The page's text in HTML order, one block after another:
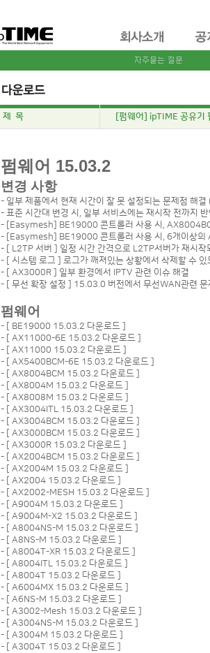
제 목 [펌웨어] ipTIME 공유
펌웨어 15.03.2
변경 사항
- 일부 제품에서 현재 시간이 잘 못 설정되는 문제점 해
- 표준 시간대 변경 시, 일부 서비스에는 재시작 전까지
- [Easymesh] BE19000 콘트롤러 사용 시,
- [Easymesh] BE19000 콘트롤러 사용 시, 6개이상의
- [ L2TP 서버 ] 일정 시간 간격으로 L2TP서버가 재시작
- [ 시스템 로그 ] 로그가 깨져있는 상황에서 삭제할 수 있
- [ AX3000R ] 일부 환경에서 IPTV 관련 이슈 해결
- [ 무선 확장 설정 ] 15.03.0 버전에서 무선WAN관련 문
펌웨어
- [ BE19000 15.03.2 다운로드]
- [ AX11000-6E 15.03.2 다운로드]
- [ AX11000 15.03.2 다운로드]
- [ AX5400BCM-6E 15.03.2 다운로드]
- [ AX8004BCM 15.03.2 다운로드]
- [ AX8004M 15.03.2 다운로드]
- [ AX8008M 15.03.2 다운로드]
- [ AX3004ITL 15.03.2 다운로드]
- [ AX3004BCM 15.03.2 다운로드]
- [ AX3000BCM 15.03.2 다운로드]
- [ AX3000R 15.03.2 다운로드]
- [ AX2004BCM 15.03.2 다운로드]
- [ AX2004M 15.03.2 다운로드]
- [ AX2004 15.03.2 다운로드]
- [ AX2002-MESH 15.03.2 다운로드]
- [ A9004M 15.03.2 다운로드]
- [ A9004M-X2 15.03.2 다운로드]
- [ A8004NS-M 15.03.2 다운로드]
- [ A8NS-M 15.03.2 다운로드]
- [ A8004T-XR 15.03.2 다운로드]
- [ A8004ITL 15.03.2 다운로드]
- [ A8004T 15.03.2 다운로드]
- [ A6004MX 15.03.2 다운로드]
- [ A6NS-M 15.03.2 다운로드]
- [ A3002-Mesh 15.03.2 다운로드]
- [ A3004NS-M 15.03.2 다운로드]
- [ A3004M 15.03.2 다운로드]
- [ A3004T 15.03.2 다운로드]